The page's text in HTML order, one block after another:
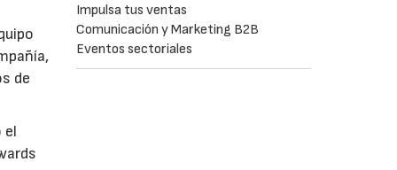
de
el
Impulsa tus ventas
Comunicación y Marketing B2B
Eventos sectoriales